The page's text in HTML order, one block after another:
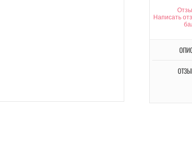
Написать